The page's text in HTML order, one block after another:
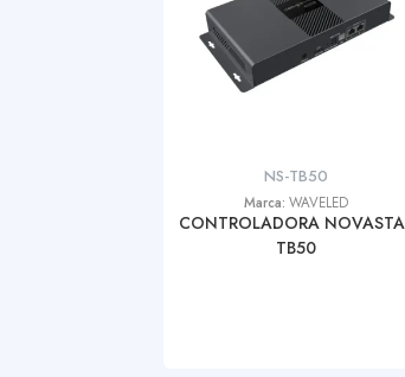
NS-TB50
Marca:WAVELED
CONTROLADORA
TB50